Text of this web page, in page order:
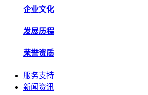
企业文化
发展历程
荣誉资质
服务支持
新闻资讯